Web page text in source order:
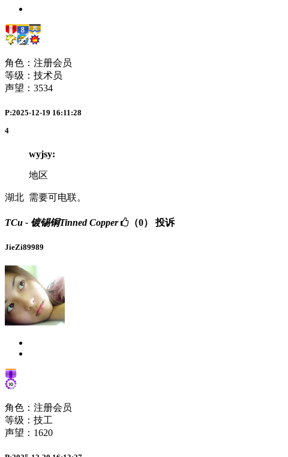
角色：注册会员
等级：技术员
声望： 3534
P:2025-12-19 16:11:28
4
wyjsy:
地区
湖北 需要可电联。
TCu - 镀锡铜Tinned Copper （0） 投诉
JieZi89989
角色：注册会员
等级：技工
声望： 1620